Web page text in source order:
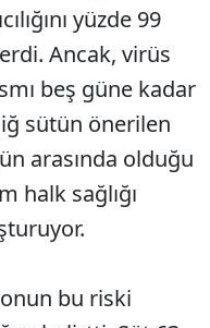
yüzde 99
Ancak, virüs
beş güne kadar
sütün önerilen
arasında olduğu
halk sağlığı
bu riski